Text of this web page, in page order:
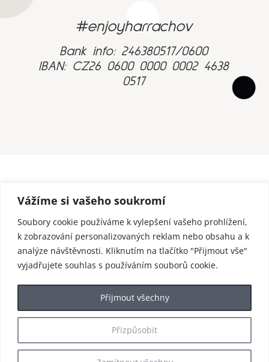
Vážíme si vašeho soukromí
Soubory cookie používáme k vylepšení vašeho prohlížení,
k zobrazování personalizovaných reklam nebo obsahu a k
analýze návštěvnosti. Kliknutím na tlačítko "Přijmout vše"
vyjadřujete souhlas s používáním souborů cookie.
Přizpůsobit
Přijmout všechny
#enjoyharrachov
Bank info: 246380517/0600
IBAN: CZ26 0600 0000 0002 4638
0517
© 2025 enjoy Harrachov / webdesign byBND&